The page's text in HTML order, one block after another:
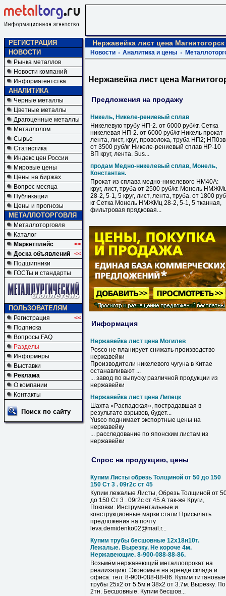
РЕГИСТРАЦИЯ
НОВОСТИ
Рынка металлов
Новости компаний
Информагентства
АНАЛИТИКА
Черные металлы
Цветные металлы
Драгоценные металлы
Металлолом
Сырье
Статистика
Индекс цен России
Мировые цены
Цены на биржах
Вопрос месяца
Публикации
Цены и прогнозы
МЕТАЛЛОТОРГОВЛЯ
Металлоторговля
Каталог
Маркетплейс
<<
Доска объявлений <<
Подшипники
ГОСТы и стандарты
ПОЛЬЗОВАТЕЛЯМ
Регистрация
<<
Подписка
Вопросы FAQ
Разделы
Информеры
Выставки
Реклама
О компании
Контакты
Поиск по сайту
Нержавейка лист цена
Новости Аналитика и цены
Нержавейка лист цена
Предложения на продажу
Никель, Никеле-рениевый сплав
Никелевую трубу НП-2. от 6000 руб/кг. Сетка
никелевая НП-2. от 6000 руб/кг Никель прокат
лента, лист, круг, проволока, труба НП2;
от 3500 руб/кг Никеле-рениевый сплав НР-10
ВП круг, лента. Sus...
продам Медно-никелевый сплав, Монель,
Константан.
Прокат из сплава медно-никелевого НМ40А:
круг, лист, труба от 2500 руб/кг. Монель
28-2, 5-1, 5 круг, лист, лента, труба. от 1800
кг Сетка Монель НМЖМц 28-2, 5-1, 5 тканная,
фильтровая прядковая...
Информация
Нержавейка лист цена Могилев
Posco не планирует снижать производство
нержавейки
Производители никелевого чугуна в Китае
останавливают ...
... завод по выпуску различной продукции из
нержавейки
Нержавейка лист цена Липецк
Шахта «Распадская», пострадавшая в
результате взрывов, будет...
Yusco поднимает экспортные цены на
нержавейку
... расследование по японским листам из
нержавейки
Спрос на продукцию, цены
Купим Листы обрезь Толщиной от 50 до 150
150 Ст 3 . 09г2с ст 45
Купим лежалые Листы, Обрезь Толщиной от
до 150 Ст 3 . 09г2с ст 45 А так-же Круги,
Поковки. Инструментальные и
конструкционные марки стали Присылать
предложения на почту
leva.demidenko02@mail.r...
Купим трубы бесшовные 12х18н10т.
Лежалые. Вырезку. Не короче 4м.
Нержавеющие. 8-900-088-88-86.
Возьмём нержавеющий металлопрокат на
реализацию. Экономьте на аренде склада и
офиса. тел: 8-900-088-88-86. Купим титановые
трубы 25х2 от 5.5м и 38х2 от 3.7м. Вырезку. По
2тн. Бесшовные. Купим бесшов...